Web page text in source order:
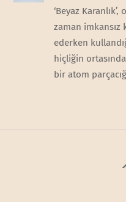
‘Beyaz
zaman imkansız
ederken
hiçliğin
bir atom